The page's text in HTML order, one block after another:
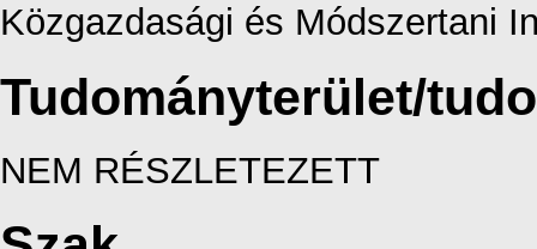
Közgazdasági és Módszertani
Tudományterület/
NEM RÉSZLETEZETT